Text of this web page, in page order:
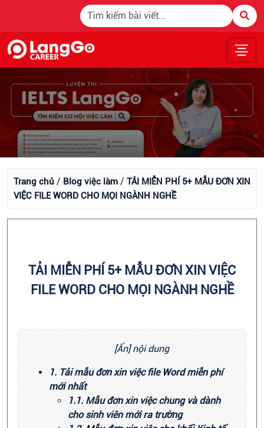
Trang chủ / Blog việc làm / TẢI MIỄN PHÍ 5+ MẪU ĐƠN XIN
VIỆC FILE WORD CHO MỌI NGÀNH NGHỀ
TẢI MIỄN PHÍ 5+ MẪU ĐƠN XIN VIỆC
FILE WORD CHO MỌI NGÀNH NGHỀ
[Ẩn] nội dung
1. Tải mẫu đơn xin việc file Word miễn phí
mới nhất
1.1. Mẫu đơn xin việc chung và dành
cho sinh viên mới ra trường